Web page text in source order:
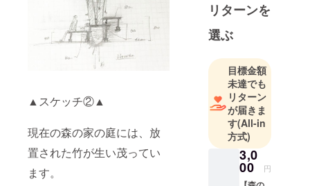
▲スケッチ②▲
現在の森の家の庭には、放
置された竹が生い茂ってい
ます。
務後、展示
依頼をきっ
かけに本格
的に制作活
動を始め
る。全国各
地での百貨
店展示、
ギャラリー
での個展・
グループ展
屋内外での
リターンを
選ぶ
目標金額
未達でも
リターン
が届きま
す(All-in
方式)
3,0
00 円